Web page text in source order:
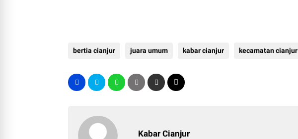
bertia cianjur juara umum kabar cianjur kecamatan cianjur
Kabar Cianjur